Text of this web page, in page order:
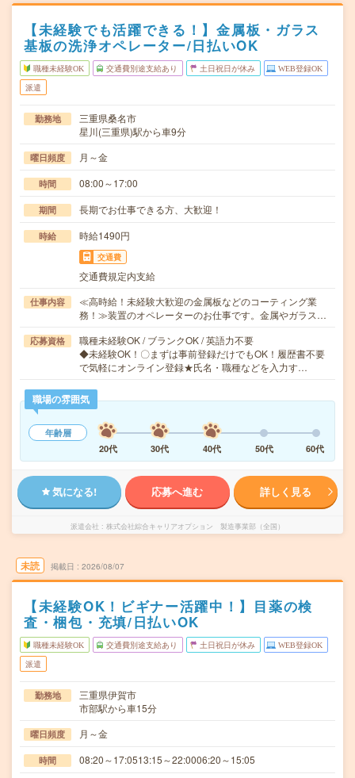
【未経験でも活躍できる！】金属板・ガラス
基板の洗浄オペレーター/日払いOK
職種未経験OK 交通費別途支給あり 土日祝日が休み WEB登録OK
派遣
勤務地
三重県桑名市
星川(三重県)駅から車9分
曜日頻度 月～金
時間 08:00～17:00
期間 長期でお仕事できる方、大歓迎！
時給 時給1490円
交通費
交通費規定内支給
仕事内容
≪高時給！未経験大歓迎の金属板などのコーティング業
務！≫装置のオペレーターのお仕事です。金属やガラス…
応募資格
職種未経験OK / ブランクOK / 英語力不要
◆未経験OK！〇まずは事前登録だけでもOK！履歴書不要
で気軽にオンライン登録★氏名・職種などを入力す…
職場の雰囲気
年齢層
20代
30代 40代 50代 60代
気になる! 応募へ進む 詳しく見る
派遣会社 株式会社綜合キャリアオプション 製造事業部（全国）
未読 掲載日 2026/08/07
【未経験OK！ビギナー活躍中！】目薬の検
査・梱包・充填/日払いOK
職種未経験OK 交通費別途支給あり 土日祝日が休み WEB登録OK
派遣
勤務地
三重県伊賀市
市部駅から車15分
曜日頻度 月～金
時間 08:20～17:0513:15～22:0006:20～15:05